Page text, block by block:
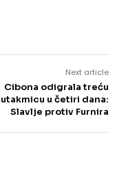
Next article
Cibona odigrala treću
utakmicu u četiri dana:
Slavlje protiv Furnira